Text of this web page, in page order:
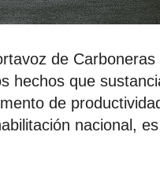
de Carboneras
hechos que
de
nacional,